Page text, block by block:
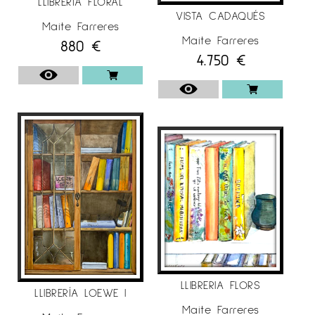
Maite Farreres
880 €
LLIBRERÍA LOEWE I
VISTA CADAQUÉS
Maite Farreres
4.750 €
LLIBRERIA FLORS
Maite Farreres